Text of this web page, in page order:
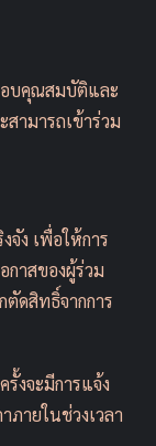
อบคุณสมบัติและ
ามารถเข้าร่วม
จัง เพื่อให้การ
กาสของผู้ร่วม
ดสิทธิ์จากการ
งจะมีการแจ้ง
ภายในช่วงเวลา